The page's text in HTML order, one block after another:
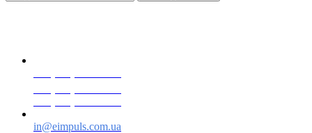
in@eimpuls.com.ua